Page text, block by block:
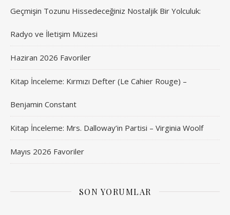
Geçmişin Tozunu Hissedeceğiniz Nostaljik Bir Yolculuk:
Radyo ve İletişim Müzesi
Haziran 2026 Favoriler
Kitap İnceleme: Kırmızı Defter (Le Cahier Rouge) –
Benjamin Constant
Kitap İnceleme: Mrs. Dalloway’in Partisi – Virginia Woolf
Mayıs 2026 Favoriler
SON YORUMLAR